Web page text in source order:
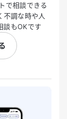
で相談できる
不調な時や人
談もOKです